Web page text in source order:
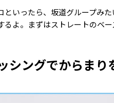
といったら、坂道グループ
るよ。まずはストレートのベー
シングでからまり